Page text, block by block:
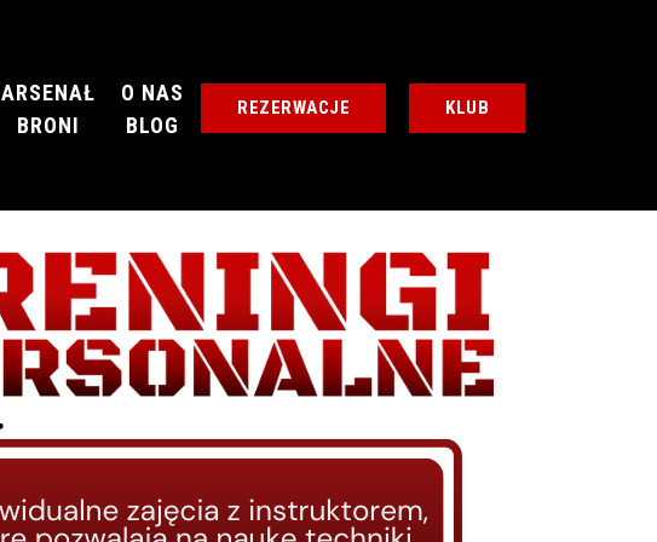
ARSENAŁ
BRONI
O NAS
BLOG
REZERWACJE KLUB
KLUB